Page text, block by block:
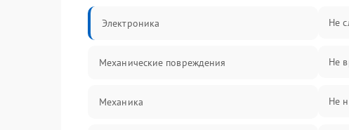
Электроника
Механические повреждения
Механика
Не
Не
Не